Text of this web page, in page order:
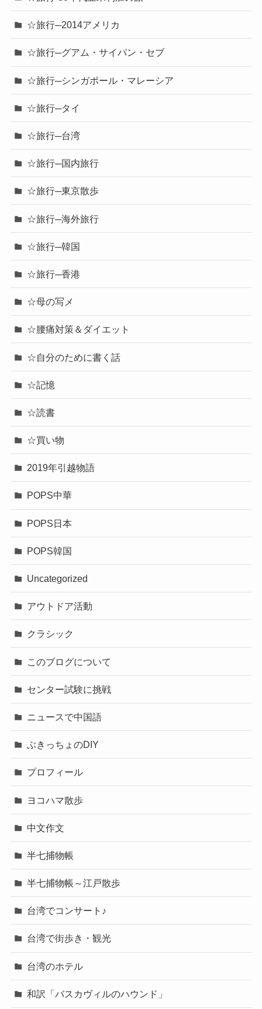
☆旅行─2014アメリカ
☆旅行─グアム・サイパン・セブ
☆旅行─シンガポール・マレーシア
☆旅行─タイ
☆旅行─台湾
☆旅行─国内旅行
☆旅行─東京散歩
☆旅行─海外旅行
☆旅行─韓国
☆旅行─香港
☆母の写メ
☆腰痛対策＆ダイエット
☆自分のために書く話
☆記憶
☆読書
☆買い物
2019年引越物語
POPS中華
POPS日本
POPS韓国
Uncategorized
アウトドア活動
クラシック
このブログについて
センター試験に挑戦
ニュースで中国語
ぶきっちょのDIY
プロフィール
ヨコハマ散歩
中文作文
半七捕物帳
半七捕物帳～江戸散歩
台湾でコンサート♪
台湾で街歩き・観光
台湾のホテル
和訳「バスカヴィルのハウンド」